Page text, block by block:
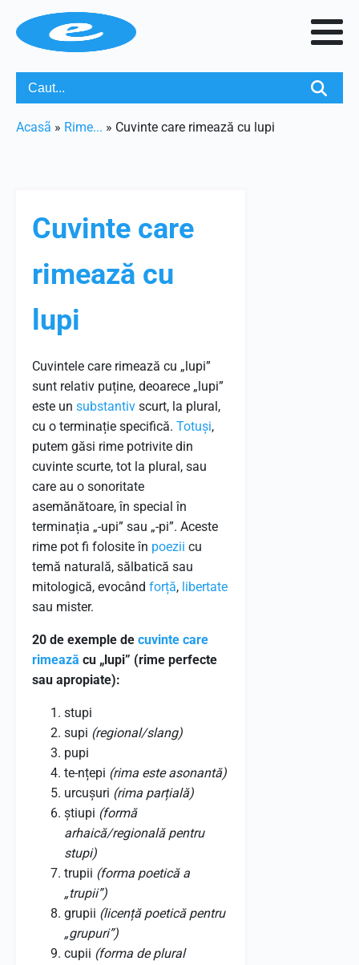
Acasã » Rime... » Cuvinte care rimează cu lupi
Cuvinte care
rimează cu
lupi
Cuvintele care rimează cu „lupi”
sunt relativ puține, deoarece „lupi”
este un substantiv scurt, la plural,
cu o terminație specifică. Totuși,
putem găsi rime potrivite din
cuvinte scurte, tot la plural, sau
care au o sonoritate
asemănătoare, în special în
terminația „-upi” sau „-pi”. Aceste
rime pot fi folosite în poezii cu
temă naturală, sălbatică sau
mitologică, evocând forță, libertate
sau mister.
20 de exemple de cuvinte care
rimează cu „lupi” (rime perfecte
sau apropiate):
stupi
supi (regional/slang)
pupi
te-nțepi (rima este asonantă)
urcușuri (rima parțială)
știupi (formă
arhaică/regională pentru
stupi)
trupii (forma poetică a
„trupii”)
grupii (licență poetică pentru
„grupuri”)
cupii (forma de plural